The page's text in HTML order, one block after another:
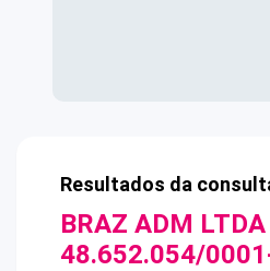
Resultados da
BRAZ ADM
48.652.054/